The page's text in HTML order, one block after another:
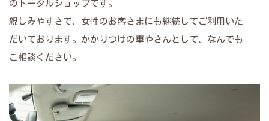
のトータルショップです。
親しみやすさで、女性のお客さまにも継続してご利用いた
だいております。かかりつけの車やさんとして、なんでも
ご相談ください。